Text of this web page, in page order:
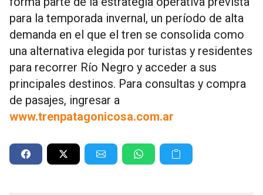
para la temporada invernal, un período de alta
demanda en el que el tren se consolida como
una alternativa elegida por turistas y residentes
para recorrer Río Negro y acceder a sus
principales destinos. Para consultas y compra
de pasajes, ingresar a
www.trenpatagonicosa.com.ar